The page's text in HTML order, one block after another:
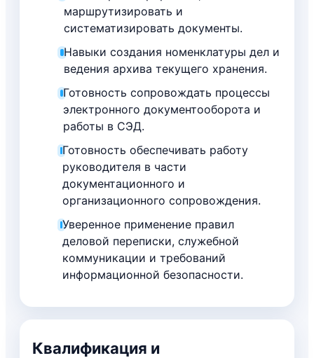
маршрутизировать и
систематизировать документы.
Навыки создания номенклатуры дел и
ведения архива текущего хранения.
Готовность сопровождать процессы
электронного документооборота и
работы в СЭД.
Готовность обеспечивать работу
руководителя в части
документационного и
организационного сопровождения.
Уверенное применение правил
деловой переписки, служебной
коммуникации и требований
информационной безопасности.
Квалификация и